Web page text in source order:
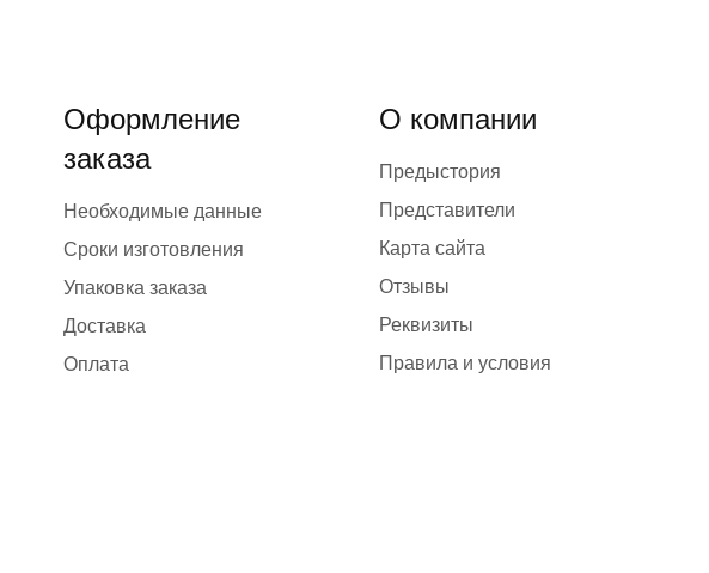
Оформление
заказа
Необходимые данные
Сроки изготовления
Упаковка заказа
Доставка
Оплата
О компании
Предыстория
Представители
Карта сайта
Отзывы
Реквизиты
Правила и условия